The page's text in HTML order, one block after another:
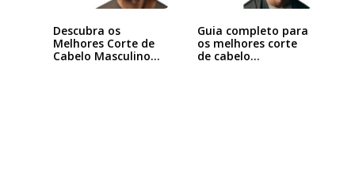
Descubra os
Melhores Corte de
Cabelo Masculino
Guia completo para
os melhores corte
de cabelo…